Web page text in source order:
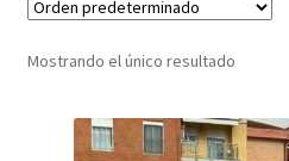
Mostrando el único resultado